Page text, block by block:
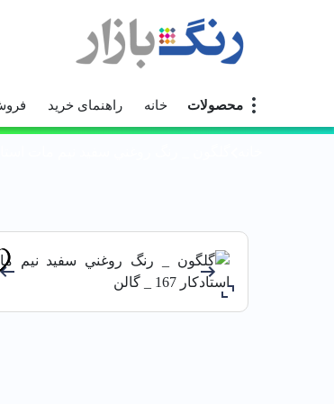
محصولات خانه راهنمای خرید